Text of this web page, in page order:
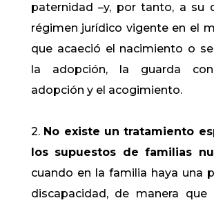
paternidad –y, por tanto, a su
régimen jurídico vigente en el
que acaeció el nacimiento o
la adopción, la guarda
adopción y el acogimiento.
2. No existe un tratamiento
los supuestos de familias
cuando en la familia haya una
discapacidad, de manera que